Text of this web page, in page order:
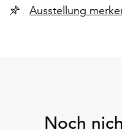
Ausstellung
Noch